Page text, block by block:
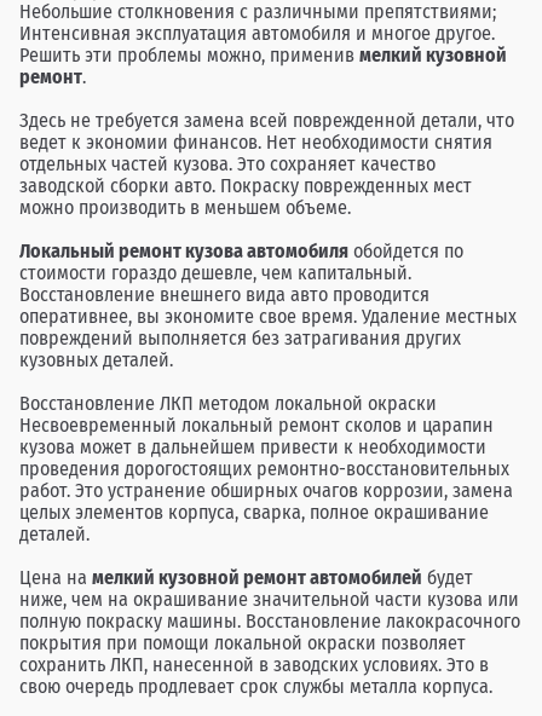
Небольшие столкновения с различными препятствиями;
Интенсивная эксплуатация автомобиля и многое другое.
Решить эти проблемы можно, применив мелкий кузовной
ремонт.
Здесь не требуется замена всей поврежденной детали, что
ведет к экономии финансов. Нет необходимости снятия
отдельных частей кузова. Это сохраняет качество
заводской сборки авто. Покраску поврежденных мест
можно производить в меньшем объеме.
Локальный ремонт кузова автомобиля обойдется по
стоимости гораздо дешевле, чем капитальный.
Восстановление внешнего вида авто проводится
оперативнее, вы экономите свое время. Удаление местных
повреждений выполняется без затрагивания других
кузовных деталей.
Восстановление ЛКП методом локальной окраски
Несвоевременный локальный ремонт сколов и царапин
кузова может в дальнейшем привести к необходимости
проведения дорогостоящих ремонтно-восстановительных
работ. Это устранение обширных очагов коррозии, замена
целых элементов корпуса, сварка, полное окрашивание
деталей.
Цена на мелкий кузовной ремонт автомобилей будет
ниже, чем на окрашивание значительной части кузова или
полную покраску машины. Восстановление лакокрасочного
покрытия при помощи локальной окраски позволяет
сохранить ЛКП, нанесенной в заводских условиях. Это в
свою очередь продлевает срок службы металла корпуса.